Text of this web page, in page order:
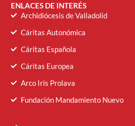
ENLACES DE INTERÉS
Archidiócesis de Valladolid
Cáritas Autonómica
Cáritas Española
Cáritas Europea
Arco Iris Prolava
Fundación Mandamiento Nuevo